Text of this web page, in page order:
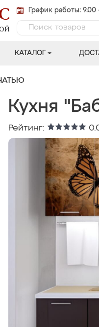
График работы: 9.00
КАТАЛОГ
Кухня
Рейтинг: